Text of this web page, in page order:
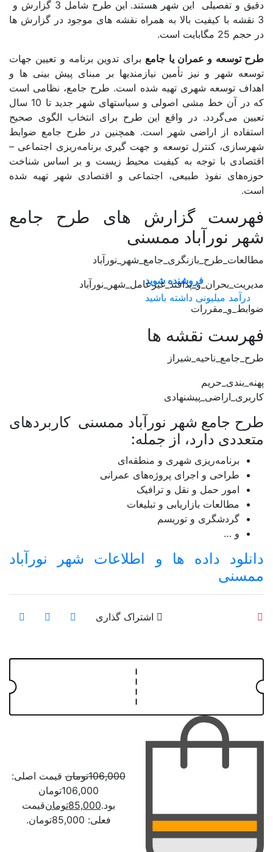
لرستان
مرکزی
هرمزگان
همدان
یزد
متا بلاگ
تماس با ما
فروشنده شوید
درآمد میلیونی داشته باشید
دقیق و تفصیلی این شهر هستند. این طرح شامل 3 گزارش و
3 نقشه با کیفیت بالا به همراه نقشه های موجود در گزارش ها
در حجم 25 مگابایت است.
طرح توسعه و عمران یا جامع برای تدوین برنامه و تعیین جهات
توسعه شهر و نیز تأمین نیازمندیها بر مبنای پیش بینی ها و
اهداف توسعه شهری تهیه شده است. طرح جامع، نظامی است
که در آن خط مشی اصولی و سیاستهای شهر جدید تا 10 سال
تعیین می‌گردد. در واقع این طرح برای انتخاب الگوی صحیح
استفاده از اراضی شهر است. همچنین در طرح جامع ضوابط
شهرسازی، کنترل توسعه و جهت گیری برنامه‌ریزی اجتماعی –
اقتصادی با توجه به کیفیت محیط زیست و بر اساس شناخت
حوزه‌های نفوذ طبیعی، اجتماعی و اقتصادی شهر تهیه شده
است.
فهرست گزارش های طرح جامع
شهر نورآباد ممسنی
مطالعات_طرح_بازنگری_جامع_شهر_نورآباد
مدیریت_بحران_و_پدافند_غیرعامل_شهر_نورآباد
ضوابط_و_مقررات
فهرست نقشه ها
طرح_جامع_ناحیه_شیراز
پهنه_بندی_حریم
کاربری_اراضی_پیشنهادی
طرح جامع شهر نورآباد ممسنی کاربردهای
متعددی دارد، از جمله:
برنامه‌ریزی شهری و منطقه‌ای
طراحی و اجرای پروژه‌های عمرانی
امور حمل و نقل و ترافیک
مطالعات بازاریابی و تبلیغات
گردشگری و توریسم
و …
دانلود داده ها و اطلاعات شهر نورآباد
ممسنی
اشتراک گذاری
106,000تومان قیمت اصلی:
106,000تومان
بود.85,000تومانقیمت
فعلی: 85,000تومان.